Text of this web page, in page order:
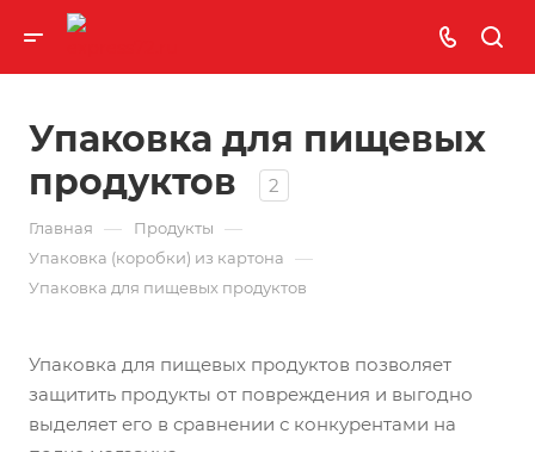
Упаковка для пищевых
продуктов
2
Главная — Продукты —
Упаковка (коробки) из картона —
Упаковка для пищевых продуктов
Упаковка для пищевых продуктов позволяет
защитить продукты от повреждения и выгодно
выделяет его в сравнении с конкурентами на